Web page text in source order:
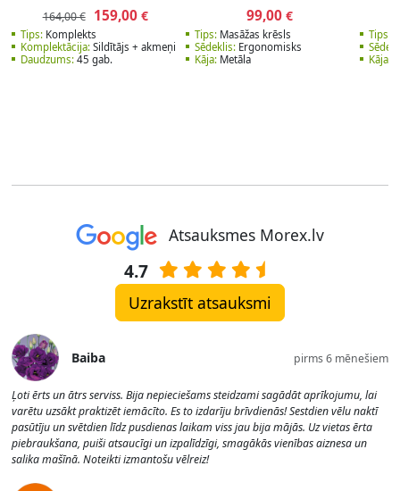
164,00 €
159,00€
Tips:Komplekts
Komplektācija:Sildītājs + akmeņi
Daudzums:45 gab.
99,00€
Tips:Masāžas krēsls
Sēdeklis:Ergonomisks
Kāja:Metāla
Tips:
Kāja:
Atsauksmes Morex.lv
4.7
Uzrakstīt atsauksmi
Baiba pirms 6 mēnešiem
Ļoti ērts un ātrs serviss. Bija nepieciešams steidzami sagādāt aprīkojumu, lai
varētu uzsākt praktizēt iemācīto. Es to izdarīju brīvdienās! Sestdien vēlu naktī
pasūtīju un svētdien līdz pusdienas laikam viss jau bija mājās. Uz vietas ērta
piebraukšana, puiši atsaucīgi un izpalīdzīgi, smagākās vienības aiznesa un
salika mašīnā. Noteikti izmantošu vēlreiz!